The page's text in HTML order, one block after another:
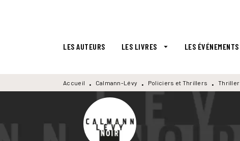
LES AUTEURS LES LIVRES arrow_drop_down LES ÉVÉNEMENTS
Accueil • Calmann-Lévy • Policiers et Thrillers • Thriller